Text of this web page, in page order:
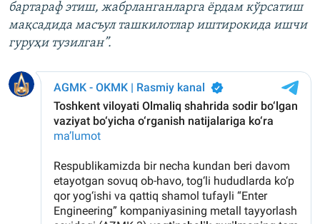
бартараф этиш, жабрланганларга ёрдам кўрсатиш
мақсадида масъул ташкилотлар иштирокида ишчи
гуруҳи тузилган”.